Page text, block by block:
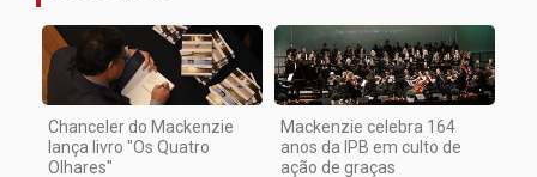
Chanceler do Mackenzie
lança livro "Os Quatro
Olhares"
Mackenzie celebra 164
anos da IPB em culto de
ação de graças